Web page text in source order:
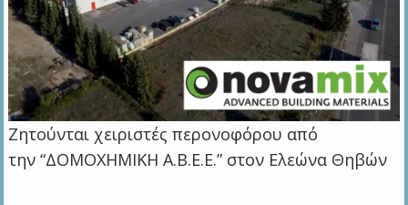
Ζητούνται χειριστές περονοφόρου από
την “ΔΟΜΟΧΗΜΙΚΗ Α.Β.Ε.Ε.” στον Ελεώνα Θηβών